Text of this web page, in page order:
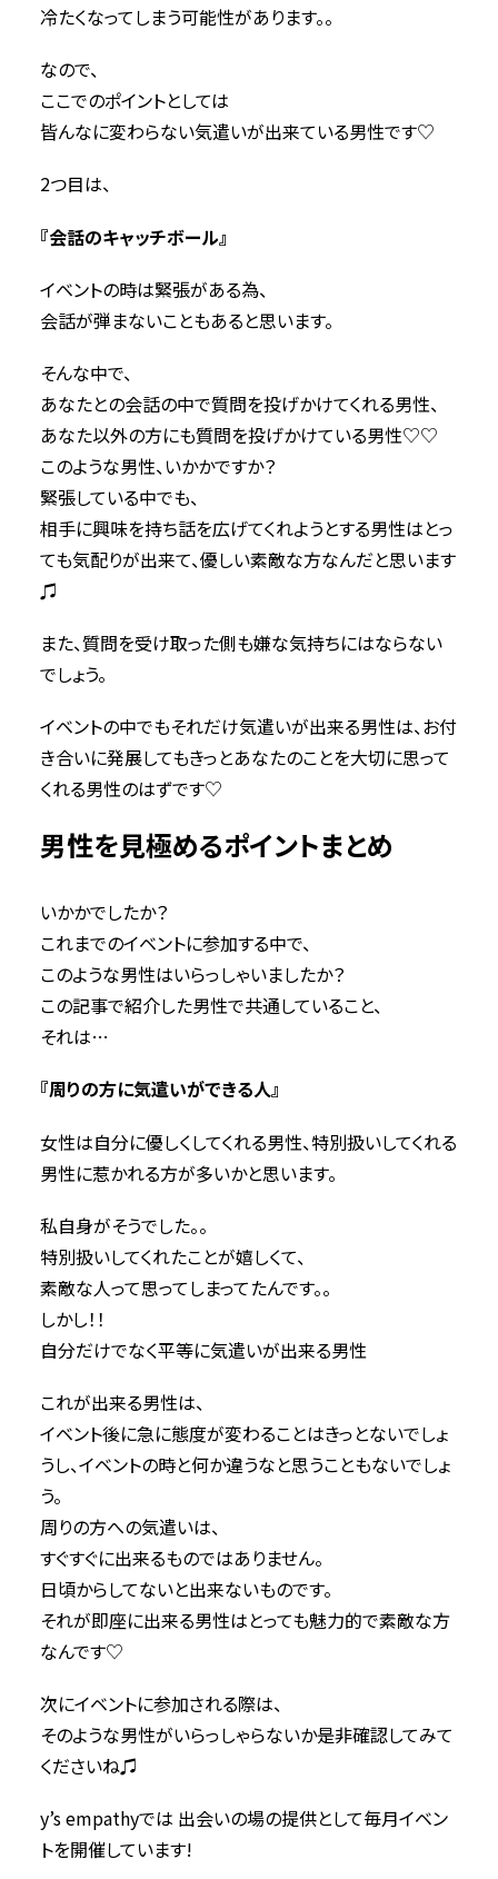
冷たくなってしまう可能性があります。。
なので、
ここでのポイントとしては
皆んなに変わらない気遣いが出来ている男性です♡
2つ目は、
『会話のキャッチボール』
イベントの時は緊張がある為、
会話が弾まないこともあると思います。
そんな中で、
あなたとの会話の中で質問を投げかけてくれる男性、
あなた以外の方にも質問を投げかけている男性♡♡
このような男性、いかかですか？
緊張している中でも、
相手に興味を持ち話を広げてくれようとする男性はとっ
ても気配りが出来て、優しい素敵な方なんだと思います
♫
また、質問を受け取った側も嫌な気持ちにはならない
でしょう。
イベントの中でもそれだけ気遣いが出来る男性は、お付
き合いに発展してもきっとあなたのことを大切に思って
くれる男性のはずです♡
男性を見極めるポイントまとめ
いかかでしたか？
これまでのイベントに参加する中で、
このような男性はいらっしゃいましたか？
この記事で紹介した男性で共通していること、
それは…
『周りの方に気遣いができる人』
女性は自分に優しくしてくれる男性、特別扱いしてくれる
男性に惹かれる方が多いかと思います。
私自身がそうでした。。
特別扱いしてくれたことが嬉しくて、
素敵な人って思ってしまってたんです。。
しかし！！
自分だけでなく平等に気遣いが出来る男性
これが出来る男性は、
イベント後に急に態度が変わることはきっとないでしょ
うし、イベントの時と何か違うなと思うこともないでしょ
う。
周りの方への気遣いは、
すぐすぐに出来るものではありません。
日頃からしてないと出来ないものです。
それが即座に出来る男性はとっても魅力的で素敵な方
なんです♡
次にイベントに参加される際は、
そのような男性がいらっしゃらないか是非確認してみて
くださいね♫
y’s empathyでは 出会いの場の提供として毎月イベン
トを開催しています!